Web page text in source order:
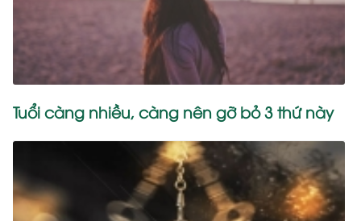
Tuổi càng nhiều, càng nên gỡ bỏ 3 thứ này